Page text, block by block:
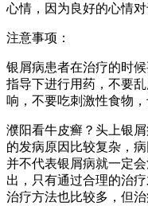
心情，因为良好的心情对
注意事项：
银屑病患者在治疗的时
指导下进行用药，不要
响，不要吃刺激性食物，
濮阳看牛皮癣？头上银
的发病原因比较复杂，
并不代表银屑病就一定会
出，只有通过合理的治
治疗方法也比较多，但